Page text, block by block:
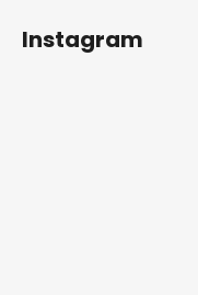
Instagram